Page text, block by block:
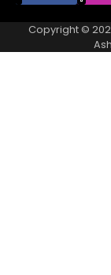
Copyright ©